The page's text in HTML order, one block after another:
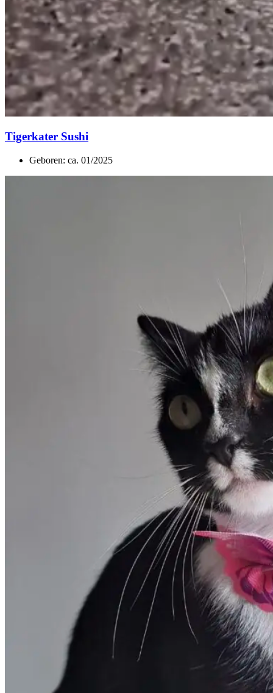
Tigerkater Sushi
Geboren: ca. 01/2025